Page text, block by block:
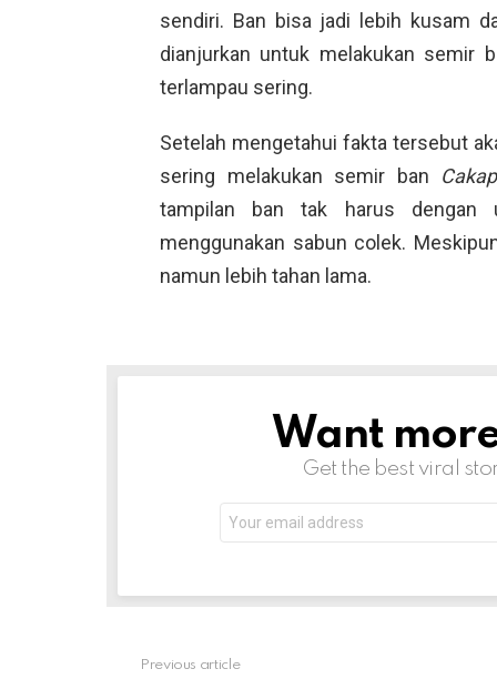
sendiri. Ban bisa jadi lebih kusam
dianjurkan untuk melakukan semir
terlampau sering.
Setelah mengetahui fakta tersebut
sering melakukan semir ban
tampilan ban tak harus dengan
menggunakan sabun colek.
namun lebih tahan lama.
NEWSLETTERWant
Get the best viral
address:
Previous article